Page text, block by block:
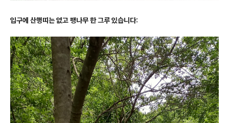
입구에 산행띠는 없고 팽나무 한 그루 있습니다: